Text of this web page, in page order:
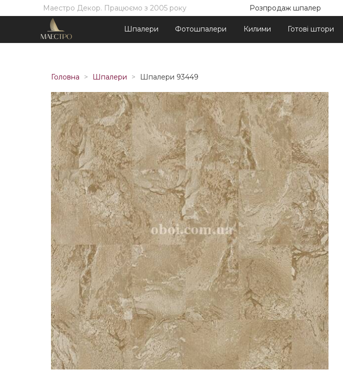
Маестро Декор. Працюємо з 2005 року Розпродаж шпалер
Шпалери Фотошпалери Килими Готові штори
Головна Шпалери Шпалери 93449